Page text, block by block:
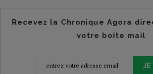
Recevez la Chronique Agora
votre boîte mail
JE